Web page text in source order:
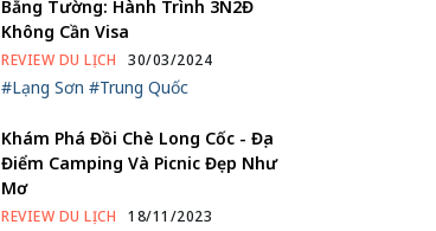
Bằng Tường: Hành Trình 3N2Đ
Không Cần Visa
REVIEW DU LỊCH 30/03/2024
#Lạng Sơn #Trung Quốc
Khám Phá Đồi Chè Long Cốc - Địa
Điểm Camping Và Picnic Đẹp Như
Mơ
REVIEW DU LỊCH 18/11/2023